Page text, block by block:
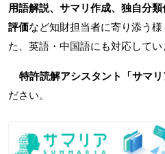
用語解説、サマリ作成、独自分
評価など知財担当者に寄り添う
た、英語・中国語にも対応してい
特許読解アシスタント「サマリ
ださい。